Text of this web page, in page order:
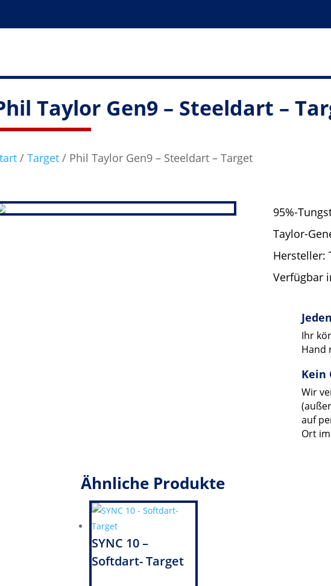
Taylor Gen9 – Steeldart –
/Target / Phil Taylor Gen9 – Steeldart – Target
95%-
Taylor-
Hersteller:
Verfügbar
Ihr
Hand
Kein
Wir
(außer
auf
Ort
Ähnliche Produkte
SYNC 10 –
Softdart- Target